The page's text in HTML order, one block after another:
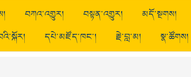
བཀའ་འགྱུར། བསྟན་འགྱུར། མདོ་སྔགས།
དཔེ་མཛོད་ཁང་། རྗེ་བླ་མ། སྣ་ཚོགས།